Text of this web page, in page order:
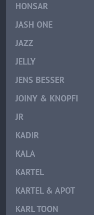
HONSAR
JASH ONE
JAZZ
JELLY
JENS BESSER
JOINY & KNOPFI
JR
KADIR
KALA
KARTEL
KARTEL & APOT
KARL TOON